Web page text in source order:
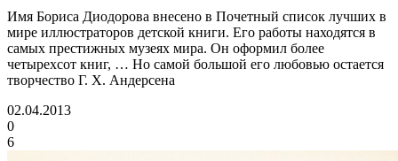
Имя Бориса Диодорова внесено в Почетный список лучших в
мире иллюстраторов детской книги. Его работы находятся в
самых престижных музеях мира. Он оформил более
четырехсот книг, … Но самой большой его любовью остается
творчество Г. Х. Андерсена
02.04.2013
0
6